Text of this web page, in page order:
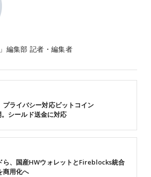
編集部 記者・編集者
ら、国産HWウォレットとFireblocks統合
商用化へ
プライバシー対応ビットコイン
。シールド送金に対応